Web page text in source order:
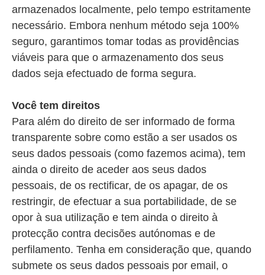
armazenados localmente, pelo tempo estritamente
necessário. Embora nenhum método seja 100%
seguro, garantimos tomar todas as providências
viáveis para que o armazenamento dos seus
dados seja efectuado de forma segura.
Você tem direitos
Para além do direito de ser informado de forma
transparente sobre como estão a ser usados os
seus dados pessoais (como fazemos acima), tem
ainda o direito de aceder aos seus dados
pessoais, de os rectificar, de os apagar, de os
restringir, de efectuar a sua portabilidade, de se
opor à sua utilização e tem ainda o direito à
protecção contra decisões autónomas e de
perfilamento. Tenha em consideração que, quando
submete os seus dados pessoais por email, o